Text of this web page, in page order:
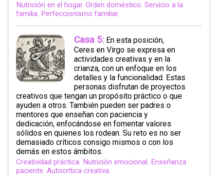
Nutrición en el hogar. Orden doméstico. Servicio a la
familia. Perfeccionismo familiar.
Casa 5: En esta posición,
Ceres en Virgo se expresa en
actividades creativas y en la
crianza, con un enfoque en los
detalles y la funcionalidad. Estas
personas disfrutan de proyectos
creativos que tengan un propósito práctico o que
ayuden a otros. También pueden ser padres o
mentores que enseñan con paciencia y
dedicación, enfocándose en fomentar valores
sólidos en quienes los rodean. Su reto es no ser
demasiado críticos consigo mismos o con los
demás en estos ámbitos.
Creatividad práctica. Nutrición emocional. Enseñanza
paciente. Autocrítica creativa.